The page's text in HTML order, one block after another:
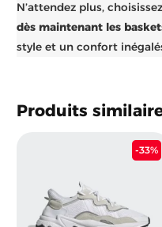
N’attendez plus,
dès maintenant les
style et un confort
Produits
-33%